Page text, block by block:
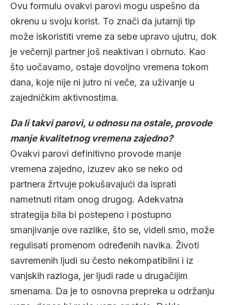
Ovu formulu ovakvi parovi mogu uspešno da
okrenu u svoju korist. To znači da jutarnji tip
može iskoristiti vreme za sebe upravo ujutru, dok
je večernji partner još neaktivan i obrnuto. Kao
što uočavamo, ostaje dovoljno vremena tokom
dana, koje nije ni jutro ni veče, za uživanje u
zajedničkim aktivnostima.
Da li takvi parovi, u odnosu na ostale, provode
manje kvalitetnog vremena zajedno?
Ovakvi parovi definitivno provode manje
vremena zajedno, izuzev ako se neko od
partnera žrtvuje pokušavajući da isprati
nametnuti ritam onog drugog. Adekvatna
strategija bila bi postepeno i postupno
smanjivanje ove razlike, što se, videli smo, može
regulisati promenom određenih navika. Životi
savremenih ljudi su često nekompatibilni i iz
vanjskih razloga, jer ljudi rade u drugačijim
smenama. Da je to osnovna prepreka u održanju